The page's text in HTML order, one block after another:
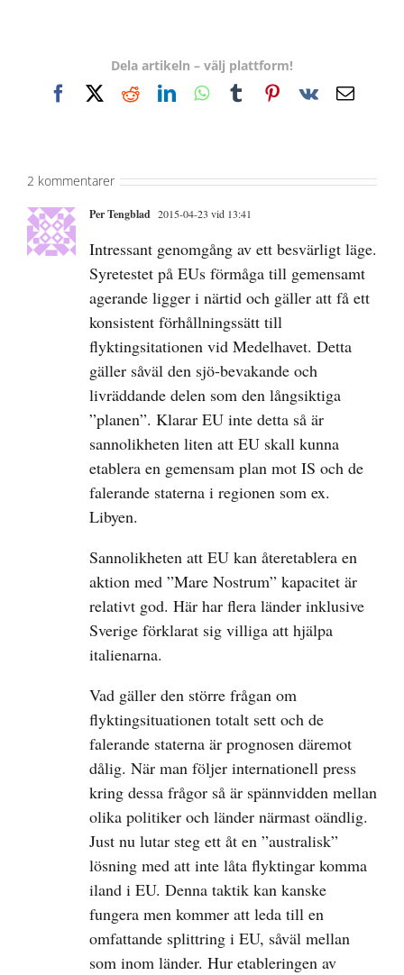
Dela artikeln – välj plattform!
FacebookRedditLinkedInWhatsApp
TumblrPinterest
Vk
E-
2 kommentarer
Per Tengblad 2015-04-23 vid 13:41
Intressant genomgång av ett besvärligt läge.
Syretestet på EUs förmåga till gemensamt
agerande ligger i närtid och gäller att få ett
konsistent förhållningssätt till
flyktingsitationen vid Medelhavet. Detta
gäller såväl den sjö-bevakande och
livräddande delen som den långsiktiga
”planen”. Klarar EU inte detta så är
sannolikheten liten att EU skall kunna
etablera en gemensam plan mot IS och de
falerande staterna i regionen som ex.
Libyen.
Sannolikheten att EU kan återetablera en
aktion med ”Mare Nostrum” kapacitet är
relativt god. Här har flera länder inklusive
Sverige förklarat sig villiga att hjälpa
italienarna.
Vad gäller den större frågan om
flyktingsituationen totalt sett och de
falerande staterna är prognosen däremot
dålig. När man följer internationell press
kring dessa frågor så är spännvidden mellan
olika politiker och länder närmast oändlig.
Just nu lutar steg ett åt en ”australisk”
lösning med att inte låta flyktingar komma
iland i EU. Denna taktik kan kanske
fungera men kommer att leda till en
omfattande splittring i EU, såväl mellan
som inom länder. Hur etableringen av